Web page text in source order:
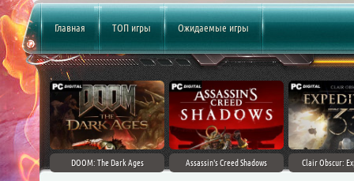
Главная ТОП игры Ожидаемые игры
DOOM: The Dark Ages Assassin's Creed Shadows Clair Obscur: